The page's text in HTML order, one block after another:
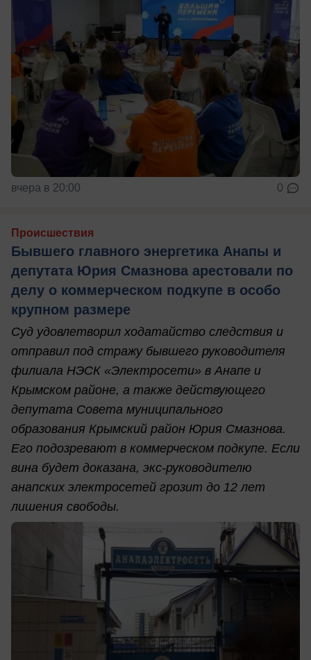
вчера в 20:00 0
Происшествия
Бывшего главного энергетика Анапы и
депутата Юрия Смазнова арестовали по
делу о коммерческом подкупе в особо
крупном размере
Суд удовлетворил ходатайство следствия и
отправил под стражу бывшего руководителя
филиала НЭСК «Электросети» в Анапе и
Крымском районе, а также действующего
депутата Совета муниципального
образования Крымский район Юрия Смазнова.
Его подозревают в коммерческом подкупе. Если
вина будет доказана, экс-руководителю
анапских электросетей грозит до 12 лет
лишения свободы.